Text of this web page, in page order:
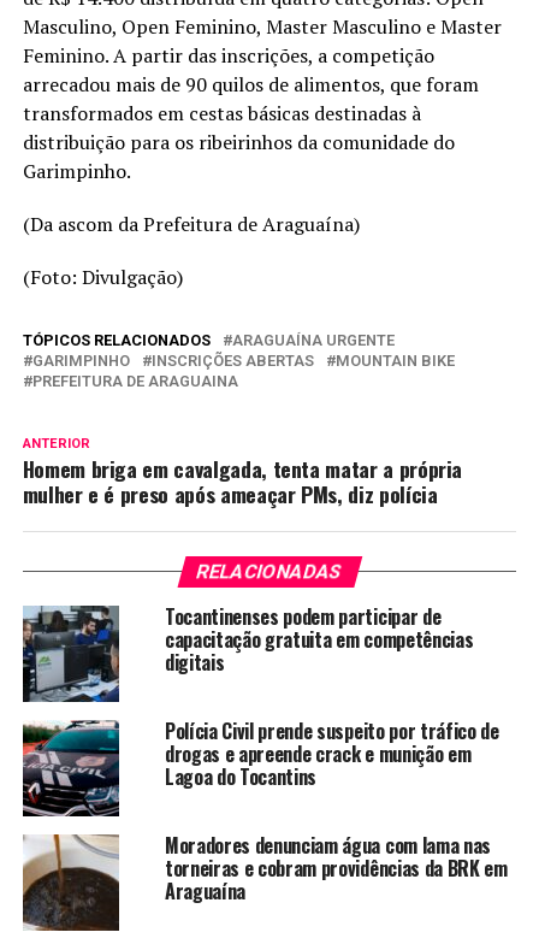
Masculino, Open Feminino, Master Masculino e Master
Feminino. A partir das inscrições, a competição
arrecadou mais de 90 quilos de alimentos, que foram
transformados em cestas básicas destinadas à
distribuição para os ribeirinhos da comunidade do
Garimpinho.
(Da ascom da Prefeitura de Araguaína)
(Foto: Divulgação)
TÓPICOS RELACIONADOS
ARAGUAÍNA URGENTE
GARIMPINHO
INSCRIÇÕES ABERTAS
MOUNTAIN BIKE
PREFEITURA DE ARAGUAINA
ANTERIOR
Homem briga em cavalgada, tenta matar a própria
mulher e é preso após ameaçar PMs, diz polícia
RELACIONADAS
Tocantinenses podem participar de
capacitação gratuita em competências
digitais
Polícia Civil prende suspeito por tráfico de
drogas e apreende crack e munição em
Lagoa do Tocantins
Moradores denunciam água com lama nas
torneiras e cobram providências da BRK em
Araguaína